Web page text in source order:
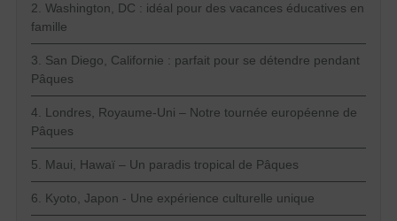
2. Washington, DC : idéal pour des vacances éducatives en
famille
3. San Diego, Californie : parfait pour se détendre pendant
Pâques
4. Londres, Royaume-Uni – Notre tournée européenne de
Pâques
5. Maui, Hawaï – Un paradis tropical de Pâques
6. Kyoto, Japon - Une expérience culturelle unique